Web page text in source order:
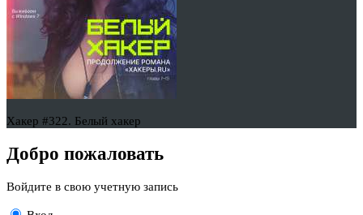
Хакер #322. Белый хакер
Добро пожаловать
Войдите в свою учетную запись